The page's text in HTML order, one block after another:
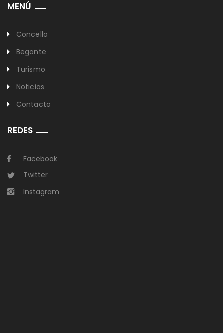
MENÚ
Concello
Begonte
Turismo
Noticias
Contacto
REDES
Facebook
Twitter
Instagram